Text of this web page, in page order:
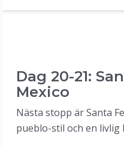
Dag 20-21:
Mexico
Nästa stopp är Santa
pueblo-stil och en livlig